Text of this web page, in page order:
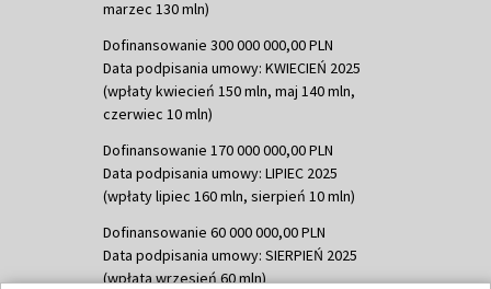
marzec 130 mln)
Dofinansowanie 300 000 000,00 PLN
Data podpisania umowy: KWIECIEŃ 2025
(wpłaty kwiecień 150 mln, maj 140 mln,
czerwiec 10 mln)
Dofinansowanie 170 000 000,00 PLN
Data podpisania umowy: LIPIEC 2025
(wpłaty lipiec 160 mln, sierpień 10 mln)
Dofinansowanie 60 000 000,00 PLN
Data podpisania umowy: SIERPIEŃ 2025
(wpłata wrzesień 60 mln)